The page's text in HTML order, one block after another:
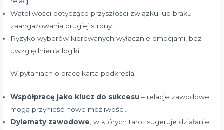
Wątpliwości dotyczące przyszłości związku lub braku
zaangażowania drugiej strony.
Ryzyko wyborów kierowanych wyłącznie emocjami, bez
uwzględnienia logiki.
W pytaniach o pracę karta podkreśla:
Współpracę jako klucz do sukcesu – relacje zawodowe
mogą przynieść nowe możliwości.
Dylematy zawodowe, w których tarot sugeruje działanie